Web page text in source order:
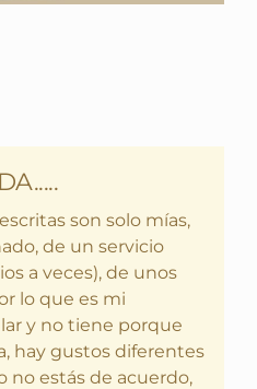
son solo mías,
de un servicio
a veces), de unos
lo que es mi
y no tiene porque
hay gustos diferentes
no estás de acuerdo,